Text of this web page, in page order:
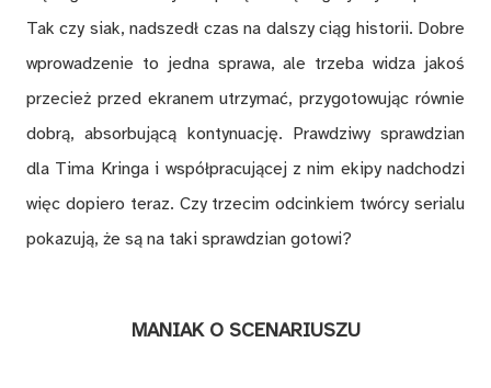
Tak czy siak, nadszedł czas na dalszy ciąg historii. Dobre
wprowadzenie to jedna sprawa, ale trzeba widza jakoś
przecież przed ekranem utrzymać, przygotowując równie
dobrą, absorbującą kontynuację. Prawdziwy sprawdzian
dla Tima Kringa i współpracującej z nim ekipy nadchodzi
więc dopiero teraz. Czy trzecim odcinkiem twórcy serialu
pokazują, że są na taki sprawdzian gotowi?
MANIAK O SCENARIUSZU